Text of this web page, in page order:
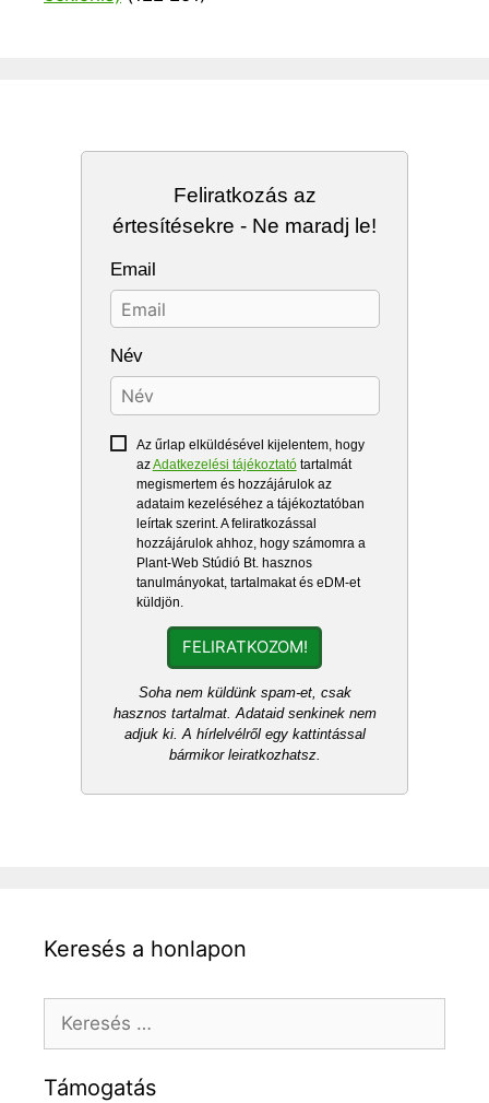
Feliratkozás az
értesítésekre - Ne maradj le!
Email
Név
Az űrlap elküldésével kijelentem, hogy
azAdatkezelési tájékoztatótartalmát
megismertem és hozzájárulok az
adataim kezeléséhez a tájékoztatóban
leírtak szerint. A feliratkozással
hozzájárulok ahhoz, hogy számomra a
Plant-Web Stúdió Bt. hasznos
tanulmányokat, tartalmakat és eDM-et
küldjön.
FELIRATKOZOM!
Soha nem küldünk spam-et, csak
hasznos tartalmat. Adataid senkinek nem
adjuk ki. A hírlelvélről egy kattintással
bármikor leiratkozhatsz.
Keresés a honlapon
Keresés:
Támogatás